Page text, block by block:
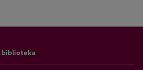
biblioteka